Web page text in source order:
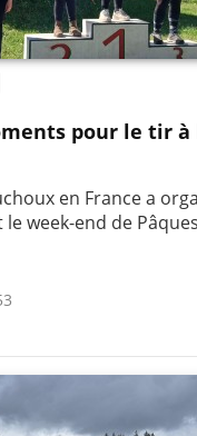
pour le tir à
en France a
week-end de